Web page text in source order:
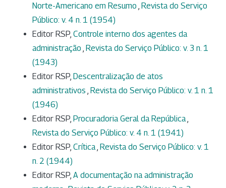
Norte-Americano em Resumo Revista do Serviço
Público: v. 4 n. 1 (1954)
Editor RSP, Controle interno dos agentes da
administração Revista do Serviço Público: v. 3 n. 1
(1943)
Editor RSP, Descentralização de atos
administrativos Revista do Serviço Público: v. 1 n. 1
(1946)
Editor RSP, Procuradoria Geral da República
Revista do Serviço Público: v. 4 n. 1 (1941)
Editor RSP, Crítica Revista do Serviço Público: v. 1
n. 2 (1944)
Editor RSP, A documentação na administração